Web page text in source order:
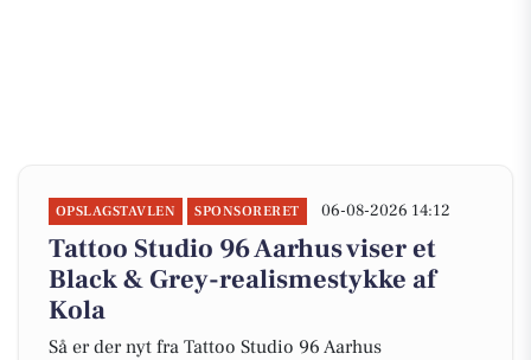
OPSLAGSTAVLEN SPONSORERET 06-08-2026 14:12
Tattoo Studio 96 Aarhus viser et
Black & Grey-realismestykke af
Kola
Så er der nyt fra Tattoo Studio 96 Aarhus